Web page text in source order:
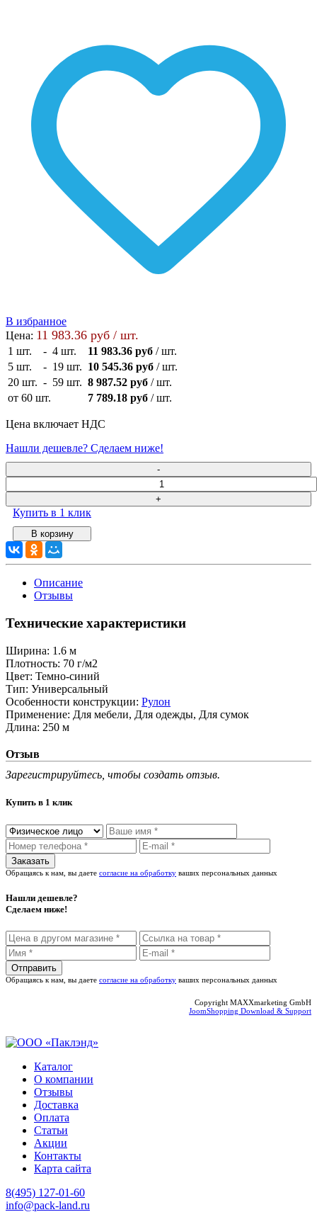
В избранное
Цена: 11 983.36 руб / шт.
1 шт. - 4 шт. 11 983.36 руб / шт.
5 шт.
- 19 шт. 10 545.36 руб / шт.
20 шт. - 59 шт. 8 987.52 руб / шт.
от 60 шт.
7 789.18 руб / шт.
Цена включает НДС
Нашли дешевле? Сделаем ниже!
Купить в 1 клик
Описание
Отзывы
Технические характеристики
Ширина: 1.6 м
Плотность: 70 г/м2
Цвет: Темно-синий
Тип: Универсальный
Особенности конструкции: Рулон
Применение: Для мебели, Для одежды, Для сумок
Длина: 250 м
Отзыв
Зарегистрируйтесь, чтобы создать отзыв.
Купить в 1 клик
Обращаясь к нам, вы даете согласие на обработку ваших персональных данных
Нашли дешевле?
Сделаем ниже!
Обращаясь к нам, вы даете согласие на обработку ваших персональных данных
Copyright MAXXmarketing GmbH
JoomShopping Download & Support
Каталог
О компании
Отзывы
Доставка
Оплата
Статьи
Акции
Контакты
Карта сайта
8(495) 127-01-60
info@pack-land.ru